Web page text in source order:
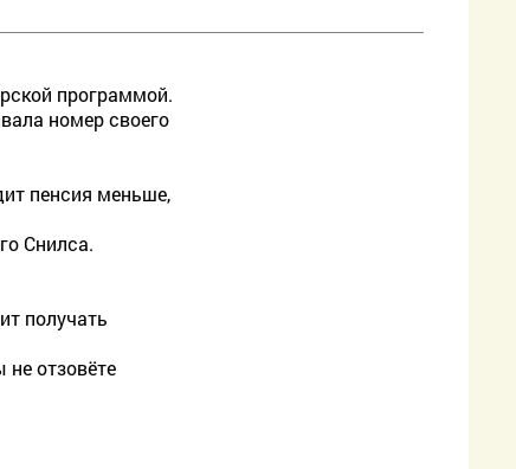
программой.
номер своего
пенсия меньше,
Снилса.
получать
отзовёте